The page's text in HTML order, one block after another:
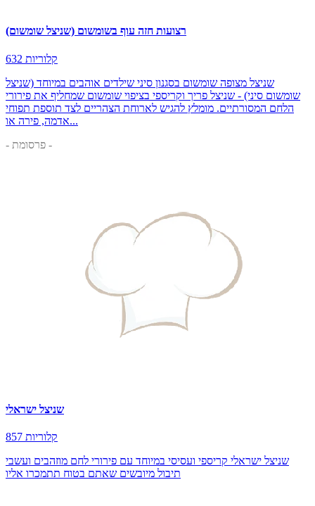
רצועות חזה עוף בשומשום (שניצל שומשום)
632 קלוריות
שניצל מצופה שומשום בסגנון סיני שילדים אוהבים במיוחד (שניצל
שומשום סיני) - שניצל פריך וקריספי בציפוי שומשום שמחליף את פירורי
הלחם המסורתיים. מומלץ להגיש לארוחת הצהריים לצד תוספת תפוחי
אדמה, פירה או...
- פרסומת -
שניצל ישראלי
857 קלוריות
שניצל ישראלי קריספי ועסיסי במיוחד עם פירורי לחם מוזהבים ועשבי
תיבול מיובשים שאתם בטוח תתמכרו אליו